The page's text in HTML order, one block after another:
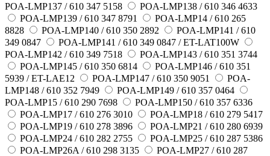
POA-LMP137 / 610 347 5158
POA-LMP138 / 610 346 4633
POA-LMP139 / 610 347 8791
POA-LMP14 / 610 265
8828
POA-LMP140 / 610 350 2892
POA-LMP141 / 610
349 0847
POA-LMP141 / 610 349 0847 / ET-LAT100W
POA-LMP142 / 610 349 7518
POA-LMP143 / 610 351 3744
POA-LMP145 / 610 350 6814
POA-LMP146 / 610 351
5939 / ET-LAE12
POA-LMP147 / 610 350 9051
POA-
LMP148 / 610 352 7949
POA-LMP149 / 610 357 0464
POA-LMP15 / 610 290 7698
POA-LMP150 / 610 357 6336
POA-LMP17 / 610 276 3010
POA-LMP18 / 610 279 5417
POA-LMP19 / 610 278 3896
POA-LMP21 / 610 280 6939
POA-LMP24 / 610 282 2755
POA-LMP25 / 610 287 5386
POA-LMP26A / 610 298 3135
POA-LMP27 / 610 287